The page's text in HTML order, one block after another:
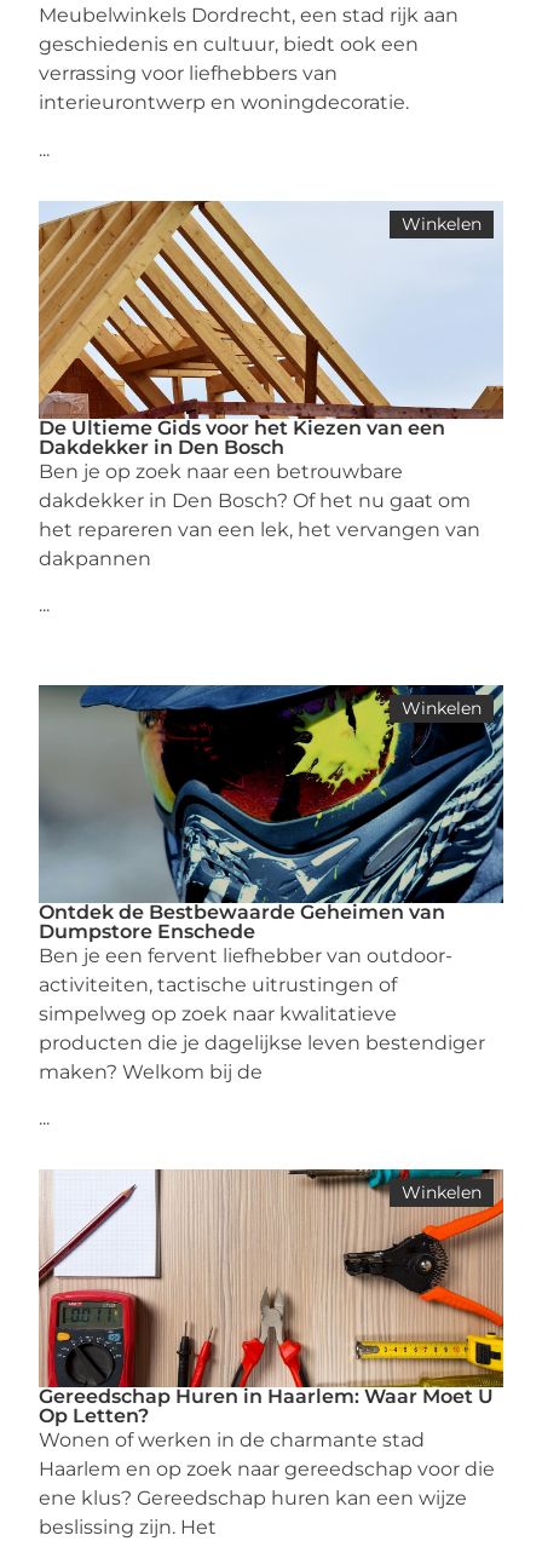
Meubelwinkels Dordrecht, een stad rijk aan
geschiedenis en cultuur, biedt ook een
verrassing voor liefhebbers van
interieurontwerp en woningdecoratie.
...
Winkelen
De Ultieme Gids voor het Kiezen van een
Dakdekker in Den Bosch
Ben je op zoek naar een betrouwbare
dakdekker in Den Bosch? Of het nu gaat om
het repareren van een lek, het vervangen van
dakpannen
...
Winkelen
Ontdek de Bestbewaarde Geheimen van
Dumpstore Enschede
Ben je een fervent liefhebber van outdoor-
activiteiten, tactische uitrustingen of
simpelweg op zoek naar kwalitatieve
producten die je dagelijkse leven bestendiger
maken? Welkom bij de
...
Winkelen
Gereedschap Huren in Haarlem: Waar Moet U
Op Letten?
Wonen of werken in de charmante stad
Haarlem en op zoek naar gereedschap voor die
ene klus? Gereedschap huren kan een wijze
beslissing zijn. Het